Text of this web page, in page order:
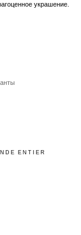
украшение.
ENTIER